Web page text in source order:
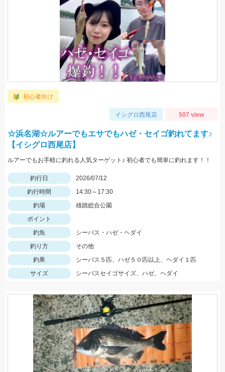
初心者向け
イシグロ西尾店 507 view
☆浜名湖☆ルアーでもエサでもハゼ・セイゴ釣れてます♪
【イシグロ西尾店】
ルアーでもお手軽に釣れる人気ターゲット♪ 初心者でも簡単に釣れます！！
釣行日
2026/07/12
釣行時間
14:30～17:30
釣場
雄踏総合公園
ポイント
釣魚
シーバス・ハゼ・ヘダイ
釣り方
その他
釣果
シーバス５匹、ハゼ５０匹以上、ヘダイ１匹
サイズ
シーバスセイゴサイズ、ハゼ、ヘダイ